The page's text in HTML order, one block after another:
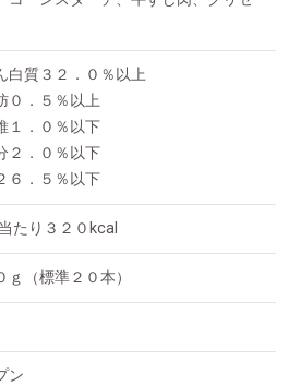
白質３２．０％以上
０．５％以上
１．０％以下
２．０％以下
６．５％以下
たり３２０kcal
ｇ（標準２０本）
ン